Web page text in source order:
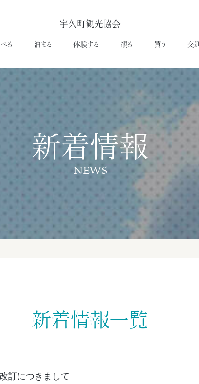
宇久町観光協会
る 泊まる 体験する 観る 買う 交
新着情報
NEWS
新着情報一覧
訂につきまして